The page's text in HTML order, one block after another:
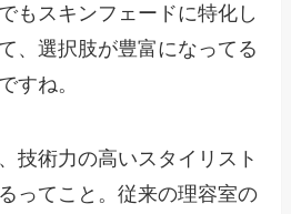
もスキンフェードに特化し
、選択肢が豊富になってる
すね。
技術力の高いスタイリスト
ってこと。従来の理容室の